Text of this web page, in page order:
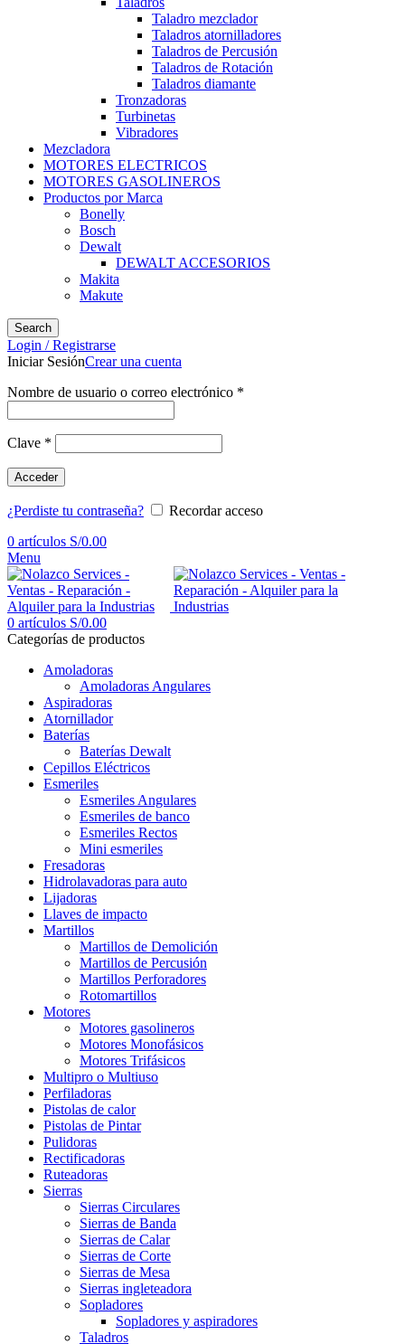
Taladro mezclador
Taladros atornilladores
Taladros de Percusión
Taladros de Rotación
Taladros diamante
Tronzadoras
Turbinetas
Vibradores
Mezcladora
MOTORES ELECTRICOS
MOTORES GASOLINEROS
Productos por Marca
Bonelly
Bosch
Dewalt
DEWALT ACCESORIOS
Makita
Makute
Search
Login / Registrarse
Iniciar SesiónCrear una cuenta
Nombre de usuario o correo electrónico *
Clave *
Acceder
¿Perdiste tu contraseña?
Recordar acceso
0 artículos S/0.00
Menu
0 artículos S/0.00
Categorías de productos
Amoladoras
Amoladoras Angulares
Aspiradoras
Atornillador
Baterías
Baterías Dewalt
Cepillos Eléctricos
Esmeriles
Esmeriles Angulares
Esmeriles de banco
Esmeriles Rectos
Mini esmeriles
Fresadoras
Hidrolavadoras para auto
Lijadoras
Llaves de impacto
Martillos
Martillos de Demolición
Martillos de Percusión
Martillos Perforadores
Rotomartillos
Motores
Motores gasolineros
Motores Monofásicos
Motores Trifásicos
Multipro o Multiuso
Perfiladoras
Pistolas de calor
Pistolas de Pintar
Pulidoras
Rectificadoras
Ruteadoras
Sierras
Sierras Circulares
Sierras de Banda
Sierras de Calar
Sierras de Corte
Sierras de Mesa
Sierras ingleteadora
Sopladores
Sopladores y aspiradores
Taladros